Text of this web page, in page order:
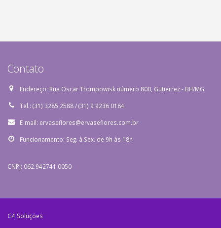
E-mail:ervaseflores@ervaseflores.com.br
CNPJ: 062.942741.0050
G4 Soluções